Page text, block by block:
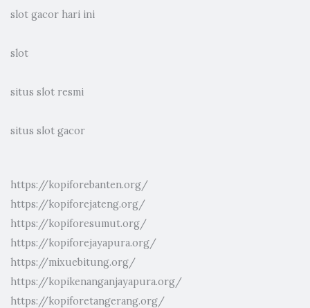
slot gacor hari ini
slot
situs slot resmi
situs slot gacor
https://kopiforebanten.org/
https://kopiforejateng.org/
https://kopiforesumut.org/
https://kopiforejayapura.org/
https://mixuebitung.org/
https://kopikenanganjayapura.org/
https://kopiforetangerang.org/